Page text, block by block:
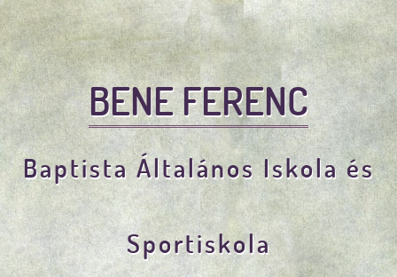
BENE FERENC
Baptista Általános Iskola és
Sportiskola